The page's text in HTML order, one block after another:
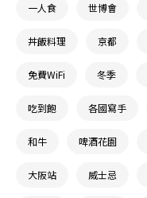
一人食 世博會
丼飯料理 京都
免費WiFi 冬季
吃到飽 各國寫手
和牛 啤酒花園
大阪站 威士忌